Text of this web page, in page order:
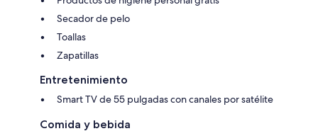
Secador de pelo
Toallas
Zapatillas
Entretenimiento
Smart TV de 55 pulgadas con canales por satélite
Comida y bebida